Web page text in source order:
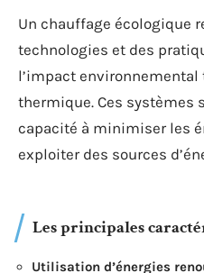
Un chauffage écologique
technologies et des
l’impact
thermique. Ces systèmes
capacité à minimiser les
exploiter des sources
Les principales
Utilisation d’énergies